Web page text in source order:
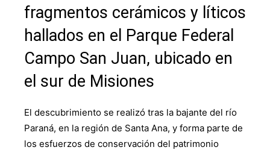
fragmentos cerámicos y líticos
hallados en el Parque Federal
Campo San Juan, ubicado en
el sur de Misiones
El descubrimiento se realizó tras la bajante del río
Paraná, en la región de Santa Ana, y forma parte de
los esfuerzos de conservación del patrimonio